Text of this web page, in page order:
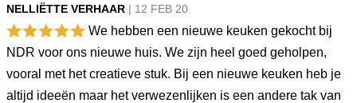
NELLIËTTE VERHAAR | 12 FEB 20
We hebben een nieuwe keuken gekocht bij
NDR voor ons nieuwe huis. We zijn heel goed geholpen,
vooral met het creatieve stuk. Bij een nieuwe keuken heb je
altijd ideeën maar het verwezenlijken is een andere tak van